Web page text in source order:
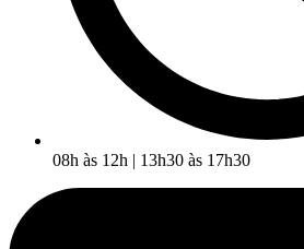
08h às 12h | 13h30 às 17h30